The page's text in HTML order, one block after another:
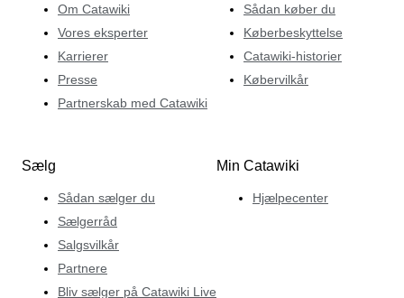
Om Catawiki
Vores eksperter
Karrierer
Presse
Partnerskab med Catawiki
Sådan køber du
Køberbeskyttelse
Catawiki-historier
Købervilkår
Sælg
Sådan sælger du
Sælgerråd
Salgsvilkår
Partnere
Bliv sælger på Catawiki Live
Min Catawiki
Hjælpecenter